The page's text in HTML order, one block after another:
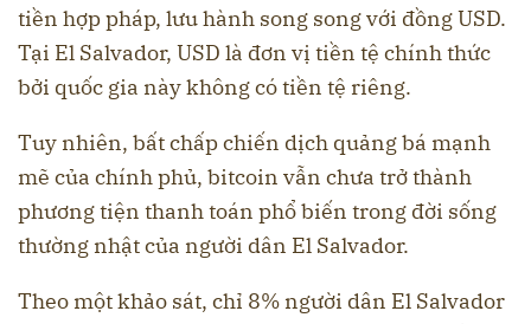
tiền hợp pháp, lưu hành song song với đồng USD.
Tại El Salvador, USD là đơn vị tiền tệ chính thức
bởi quốc gia này không có tiền tệ riêng.
Tuy nhiên, bất chấp chiến dịch quảng bá mạnh
mẽ của chính phủ, bitcoin vẫn chưa trở thành
phương tiện thanh toán phổ biến trong đời sống
thường nhật của người dân El Salvador.
Theo một khảo sát, chỉ 8% người dân El Salvador